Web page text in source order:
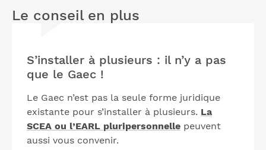
Le conseil en plus
S’installer à plusieurs : il n’y a pas
que le Gaec !
Le Gaec n’est pas la seule forme juridique
existante pour s’installer à plusieurs. La
SCEA ou l’EARL pluripersonnelle peuvent
aussi vous convenir.